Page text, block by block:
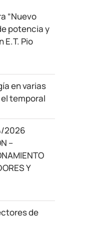
“Nuevo
potencia y
E.T. Pio
en varias
temporal
2026
–
Y
de